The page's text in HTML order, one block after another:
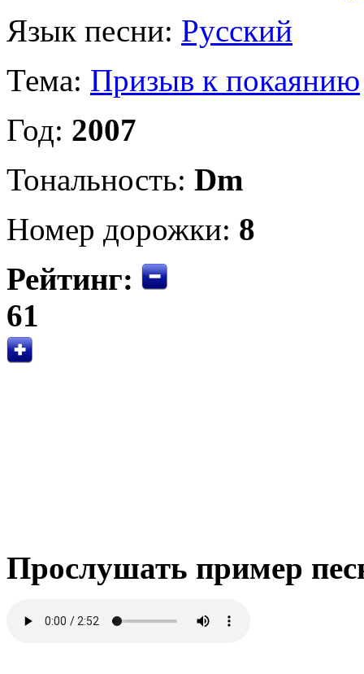
Язык песни: Русский
Тема: Призыв к покаянию
Год: 2007
Тональность: Dm
Номер дорожки: 8
Рейтинг:
61
Прослушать пример